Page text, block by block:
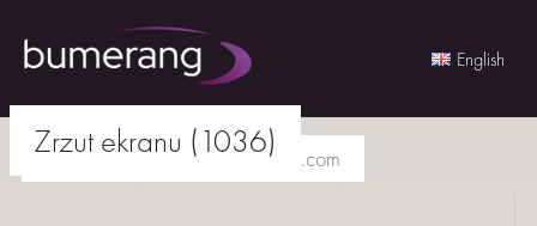
AKTORKI
English
content
agencjabumerang@gmail.com
Zrzut ekranu (1036)